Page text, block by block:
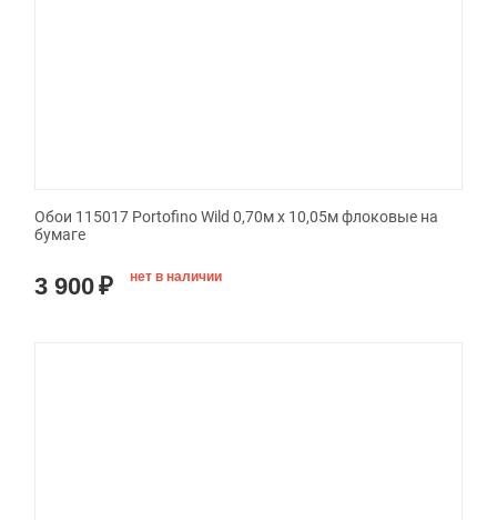
Обои 115017 Portofino Wild 0,70м x 10,05м флоковые на
бумаге
3 900₽ нет в наличии